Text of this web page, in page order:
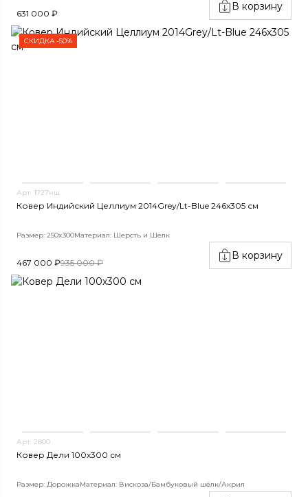
631 000 ₽
В корзину
СКИДКА -50%
Арт. 1727нш
Ковер Индийский Целлиум 2014Grey/Lt-Blue 246x305 см
Размер: 250x300Материал: Шерсть и Шелк
467 000 ₽935 000 ₽
В корзину
Арт. 2800
Ковер Дели 100х300 см
Размер: ДорожкаМатериал: Вискоза/Бамбуковый шёлк/Акрил